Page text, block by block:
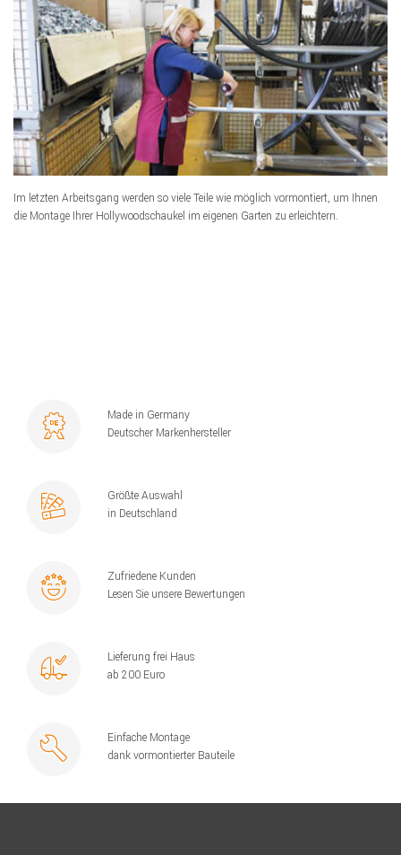
Im letzten Arbeitsgang werden so viele Teile wie möglich vormontiert, um Ihnen
die Montage Ihrer Hollywoodschaukel im eigenen Garten zu erleichtern.
Made in Germany
Deutscher Markenhersteller
Größte Auswahl
in Deutschland
Zufriedene Kunden
Lesen Sie unsere Bewertungen
Lieferung frei Haus
ab 200 Euro
Einfache Montage
dank vormontierter Bauteile